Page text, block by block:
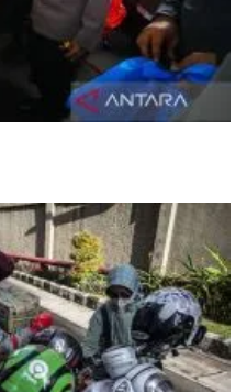
jumlah kecelakaan